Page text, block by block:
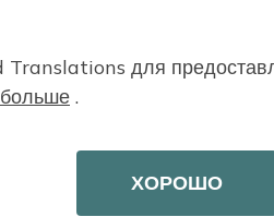
обычной медицинской
мозга.
Translations для
.
ХОРОШО